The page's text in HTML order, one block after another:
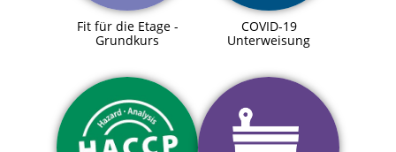
Fit für die Etage -
Grundkurs
COVID-19
Unterweisung